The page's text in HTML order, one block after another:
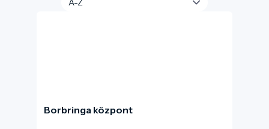
Borbringa központ